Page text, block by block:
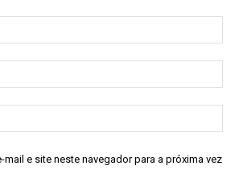
mail e site neste navegador para a próxima vez